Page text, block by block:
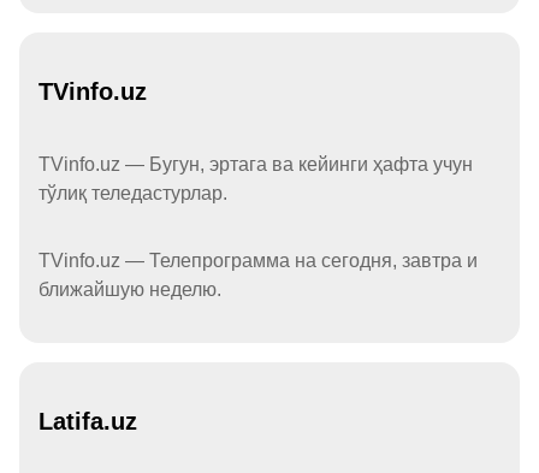
TVinfo.uz
TVinfo.uz — Бугун, эртага ва кейинги ҳафта учун
тўлиқ теледастурлар.
TVinfo.uz — Телепрограмма на сегодня, завтра и
ближайшую неделю.
Latifa.uz